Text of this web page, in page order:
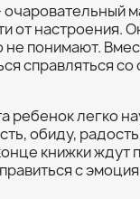
очаровательный
от настроения.
не понимают.
справляться
ребенок легко
обиду,
книжки
с